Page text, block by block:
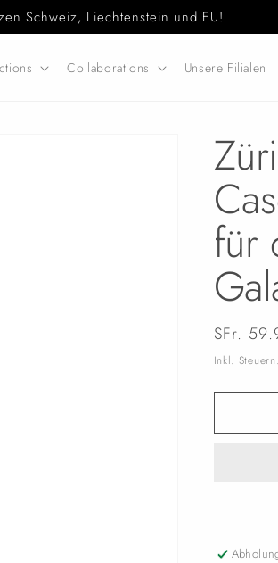
Schweiz, Liechtenstein und EU!
Collaborations Unsere Filialen
für
Preis
SFr.
Inkl.